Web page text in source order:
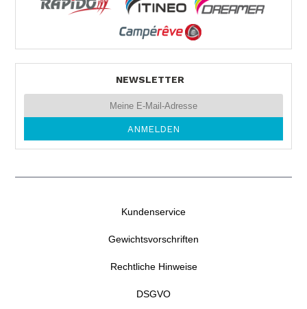
NEWSLETTER
Kundenservice
Gewichtsvorschriften
Rechtliche Hinweise
DSGVO